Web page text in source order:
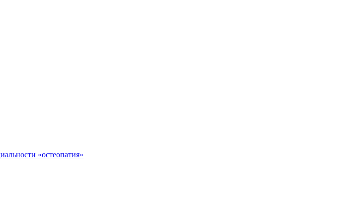
«остеопатия»